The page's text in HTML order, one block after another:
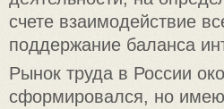
счете взаимодействие
поддержание баланса
Рынок труда в России
сформировался, но